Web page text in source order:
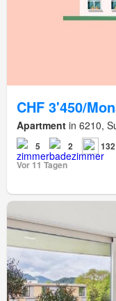
CHF 3'450/
Apartment in 6210,
5 2
Vor 11 Tagen